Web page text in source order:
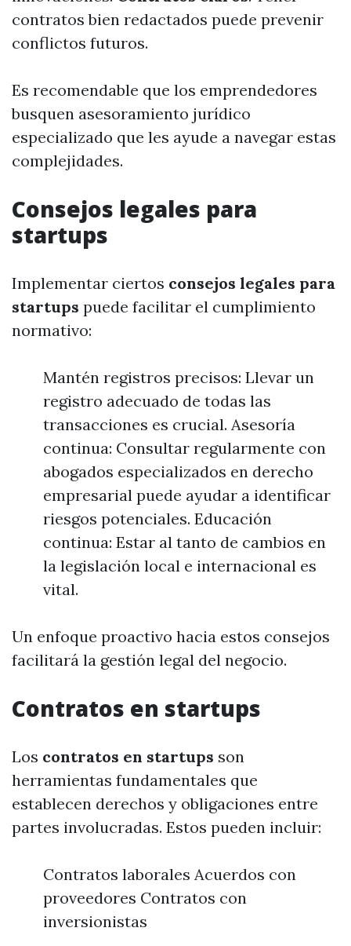
contratos bien redactados puede prevenir
conflictos futuros.
Es recomendable que los emprendedores
busquen asesoramiento jurídico
especializado que les ayude a navegar estas
complejidades.
Consejos legales para
startups
Implementar ciertos consejos legales para
startups puede facilitar el cumplimiento
normativo:
Mantén registros precisos: Llevar un
registro adecuado de todas las
transacciones es crucial. Asesoría
continua: Consultar regularmente con
abogados especializados en derecho
empresarial puede ayudar a identificar
riesgos potenciales. Educación
continua: Estar al tanto de cambios en
la legislación local e internacional es
vital.
Un enfoque proactivo hacia estos consejos
facilitará la gestión legal del negocio.
Contratos en startups
Los contratos en startups son
herramientas fundamentales que
establecen derechos y obligaciones entre
partes involucradas. Estos pueden incluir:
Contratos laborales Acuerdos con
proveedores Contratos con
inversionistas